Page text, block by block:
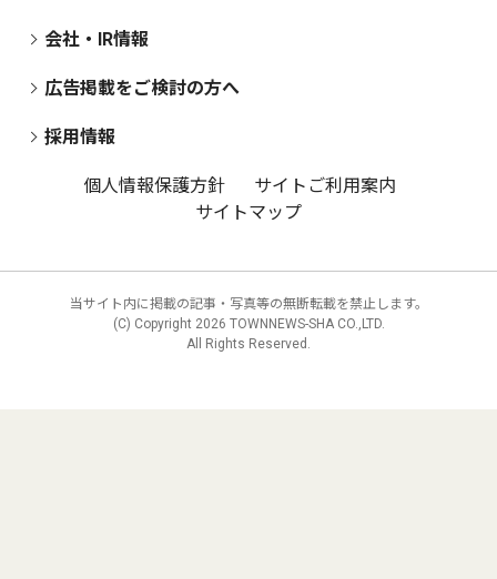
会社・IR情報
広告掲載をご検討の方へ
採用情報
個人情報保護方針
サイトご利用案内
サイトマップ
当サイト内に掲載の記事・写真等の無断転載を禁止します。
(C) Copyright 2026 TOWNNEWS-SHA CO.,LTD.
All Rights Reserved.